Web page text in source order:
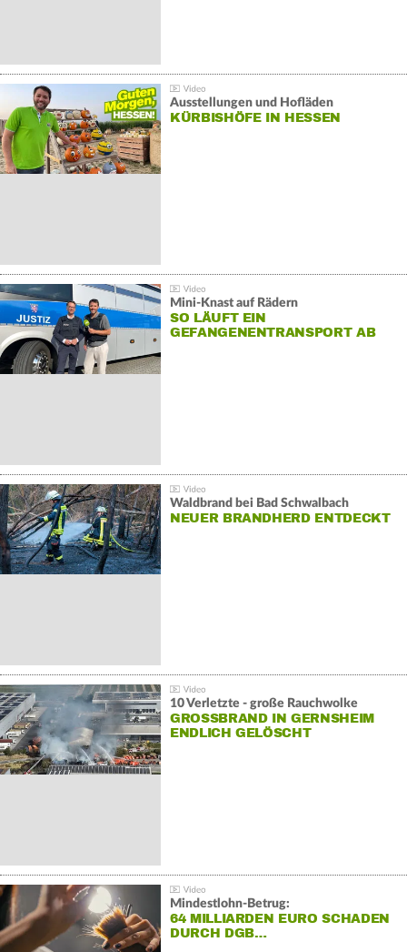
Ausstellungen und Hofläden
KÜRBISHÖFE IN HESSEN
Mini-Knast auf Rädern
SO LÄUFT EIN
GEFANGENENTRANSPORT AB
Waldbrand bei Bad Schwalbach
NEUER BRANDHERD ENTDECKT
10 Verletzte - große Rauchwolke
GROSSBRAND IN GERNSHEIM E
NDLICH GELÖSCHT
Mindestlohn-Betrug:
64 MILLIARDEN EURO SCHADEN
DURCH DGB…